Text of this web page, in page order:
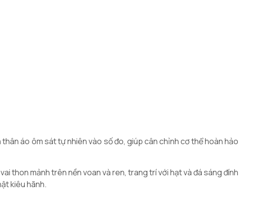
áo ôm sát tự nhiên vào số đo, giúp cân chỉnh cơ thể hoàn hảo
thon mảnh trên nền voan và ren, trang trí với hạt và đá sáng đính
kiêu hãnh.